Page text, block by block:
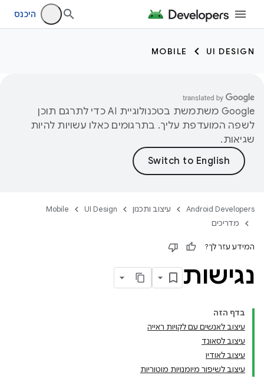
היכנס
UI DESIGN
MOBILE
‫Google משתמשת בטכנולוגיית AI כדי לתרגם תוכן
לשפה המועדפת עליך. בתרגומים כאלו עשויות להיות
שגיאות.
Android Developers עיצוב ותכנון UI Design
Mobile
מדריכים
המידע עזר לך?
נגישות
בדף הזה
עיצוב לאנשים עם לקויות ראייה
עיצוב לסאונד
עיצוב לאודיו
עיצוב לשיפור מיומנויות מוטוריות